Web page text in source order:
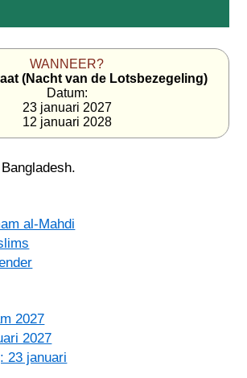
WANNEER?
(Nacht van de Lotsbezegeling)
Datum:
23 januari 2027
12 januari 2028
Bangladesh.
al-Mahdi
2027
2027
23 januari